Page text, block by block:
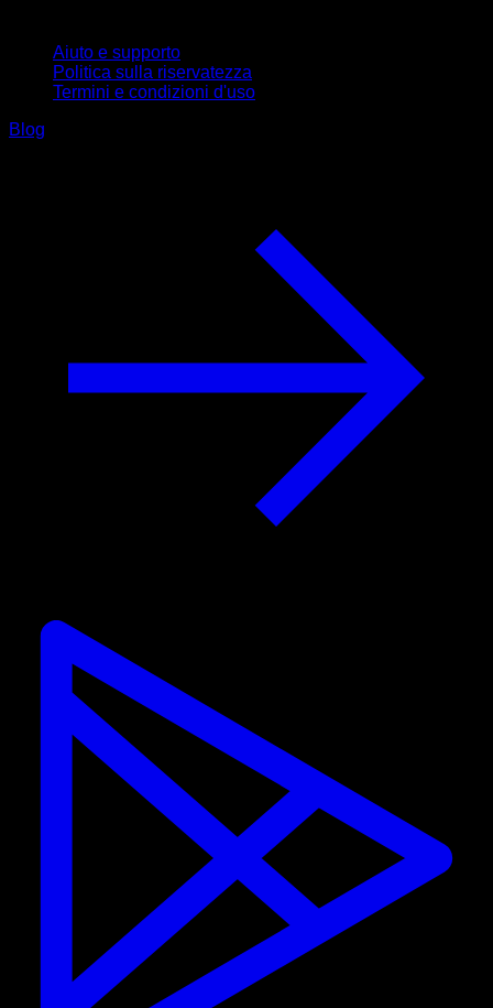
Aiuto e supporto
Politica sulla riservatezza
Termini e condizioni d'uso
Blog